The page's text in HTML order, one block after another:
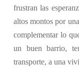
frustran las
altos montos por
complementar lo
un buen barrio,
transporte, a una